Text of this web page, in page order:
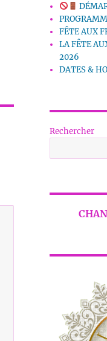
FÊTE AUX
LA FÊTE
2026
DATES &
Rechercher